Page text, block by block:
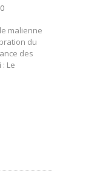
0
malienne
du
des
Le